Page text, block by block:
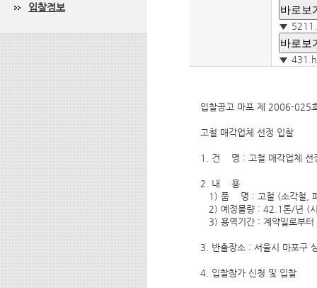
입찰정보 바로보
바로보
입찰공고 마포 제 2006-025
고철 매각업체 선정 입찰
1. 건    명 : 고철 매각업체 선
2. 내    용
1) 품    명 : 고철 (소각철
2) 예정물량 : 42.1톤/년 (
3) 용역기간 : 계약일로부
3. 반출장소 : 서울시 마포구
4. 입찰참가 신청 및 입찰